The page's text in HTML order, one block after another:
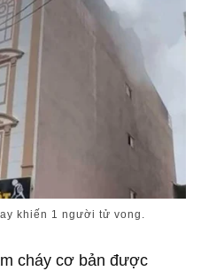
khiến 1 người tử vong.
cháy cơ bản được